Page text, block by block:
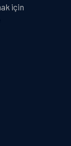
için